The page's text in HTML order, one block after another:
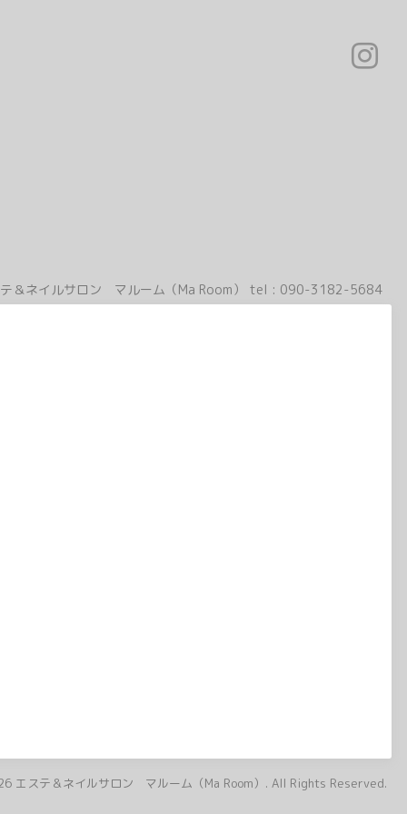
＆ネイルサロン マルーム（Ma Room） tel : 090-3182-5684
エステ＆ネイルサロン マルーム（Ma Room） . All Rights Reserved.